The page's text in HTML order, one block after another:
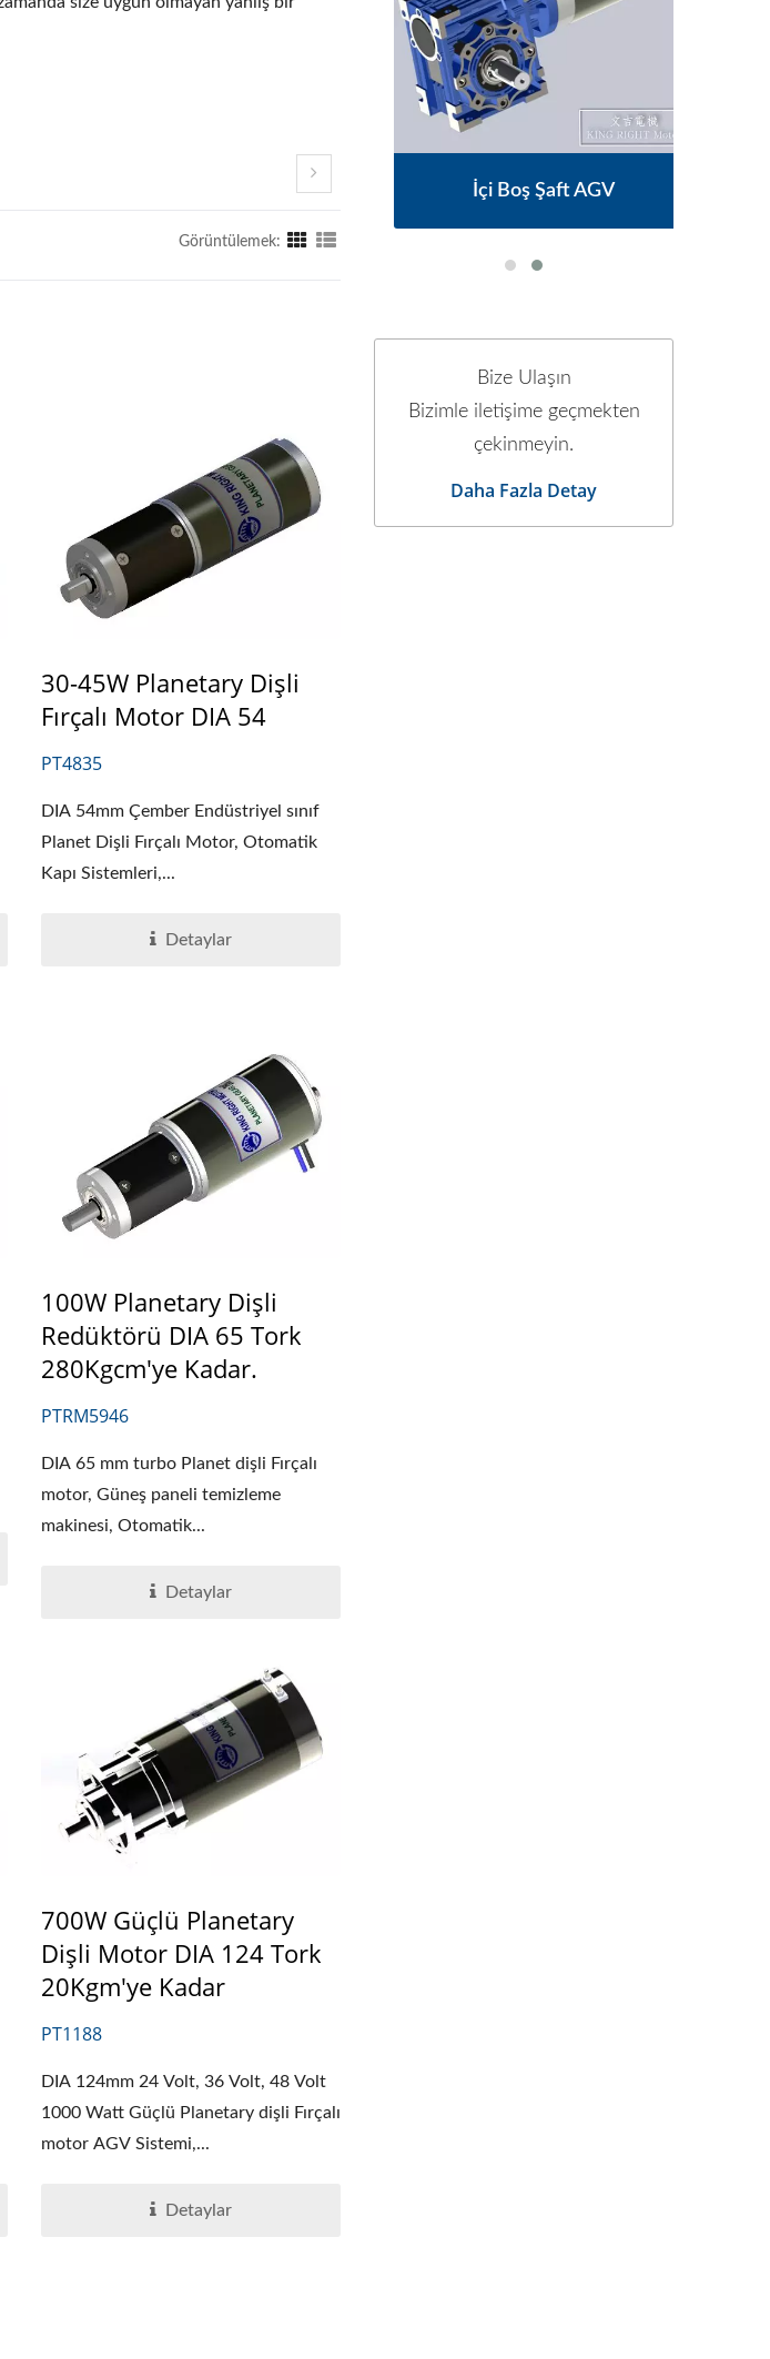
Görüntülemek:
30-45W Planetary Dişli
Fırçalı Motor DIA 54
PT4835
DIA 54mm Çember Endüstriyel sınıf
Planet Dişli Fırçalı Motor, Otomatik
Kapı Sistemleri,...
Detaylar
100W Planetary Dişli
Redüktörü DIA 65 Tork
280Kgcm'ye Kadar.
PTRM5946
DIA 65 mm turbo Planet dişli Fırçalı
motor, Güneş paneli temizleme
makinesi, Otomatik...
Detaylar
700W Güçlü Planetary
Dişli Motor DIA 124 Tork
20Kgm'ye Kadar
PT1188
DIA 124mm 24 Volt, 36 Volt, 48 Volt
1000 Watt Güçlü Planetary dişli Fırçalı
motor AGV Sistemi,...
Detaylar
İçi Boş Şaft AGV
Bize Ulaşın
Bizimle iletişime geçmekten
çekinmeyin.
Daha Fazla Detay